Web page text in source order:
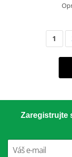
1
Zaregistrujte